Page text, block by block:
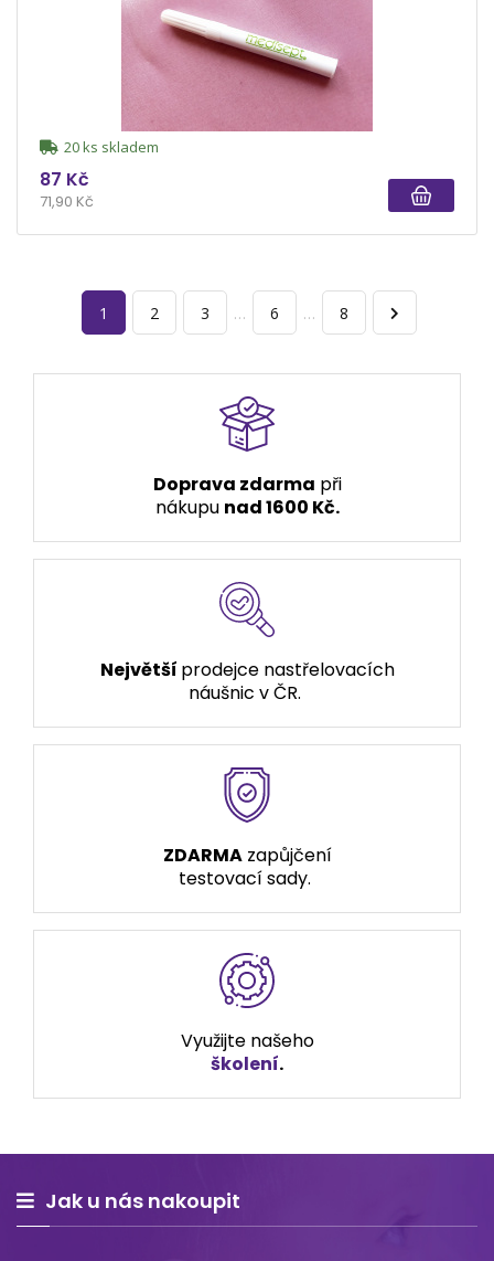
20 ks skladem
87 Kč
71,90 Kč
1 2 3 … 6 … 8
Doprava zdarma při
nákupu nad 1600 Kč.
Největší prodejce nastřelovacích
náušnic v ČR.
ZDARMAzapůjčení
testovací sady.
Využijte našeho
školení.
Jak u nás nakoupit